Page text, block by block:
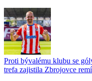
Proti bývalému klubu se
trefa zajistila Zbrojovce